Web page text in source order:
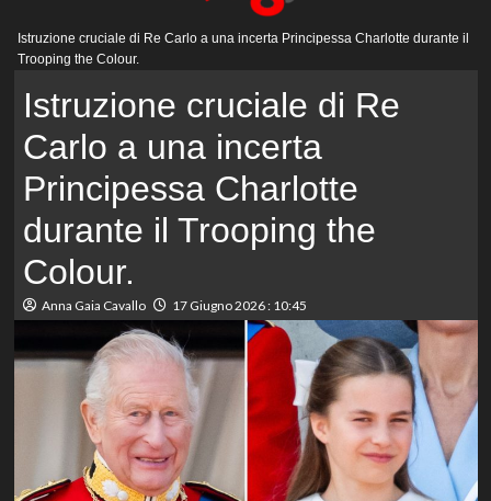
principale
Istruzione cruciale di Re Carlo a una incerta Principessa Charlotte durante il
Trooping the Colour.
Istruzione cruciale di Re
Carlo a una incerta
Principessa Charlotte
durante il Trooping the
Colour.
Anna Gaia Cavallo 17 Giugno 2026 : 10:45